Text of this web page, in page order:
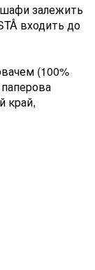
залежить
входить до
(100%
край,